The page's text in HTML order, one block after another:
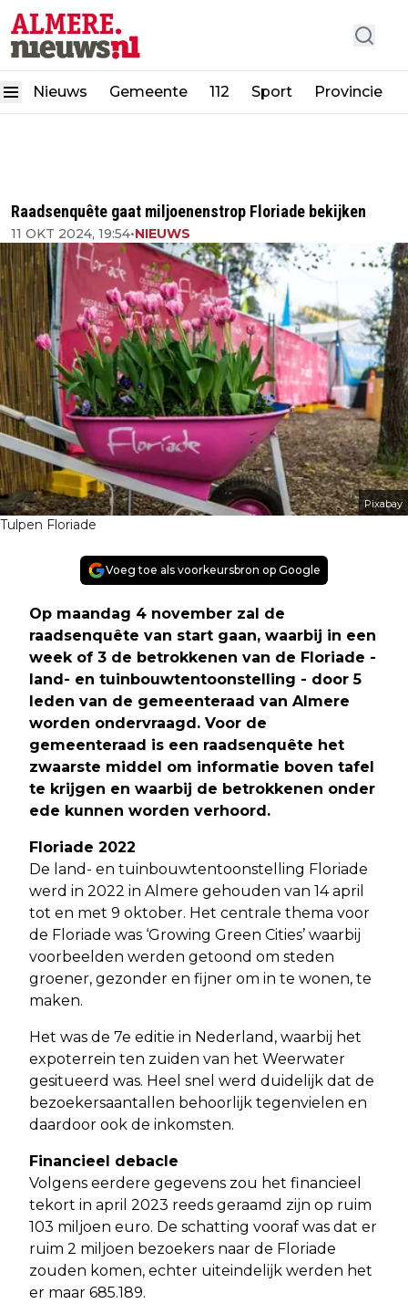
Nieuws Gemeente 112 Sport Provincie
Raadsenquête gaat miljoenenstrop Floriade bekijken
11 OKT 2024, 19:54•NIEUWS
Pixabay
Tulpen Floriade
Voeg toe als voorkeursbron op Google
Op maandag 4 november zal de
raadsenquête van start gaan, waarbij in een
week of 3 de betrokkenen van de Floriade -
land- en tuinbouwtentoonstelling - door 5
leden van de gemeenteraad van Almere
worden ondervraagd. Voor de
gemeenteraad is een raadsenquête het
zwaarste middel om informatie boven tafel
te krijgen en waarbij de betrokkenen onder
ede kunnen worden verhoord.
Floriade 2022
De land- en tuinbouwtentoonstelling Floriade
werd in 2022 in Almere gehouden van 14 april
tot en met 9 oktober. Het centrale thema voor
de Floriade was ‘Growing Green Cities’ waarbij
voorbeelden werden getoond om steden
groener, gezonder en fijner om in te wonen, te
maken.
Het was de 7e editie in Nederland, waarbij het
expoterrein ten zuiden van het Weerwater
gesitueerd was. Heel snel werd duidelijk dat de
bezoekersaantallen behoorlijk tegenvielen en
daardoor ook de inkomsten.
Financieel debacle
Volgens eerdere gegevens zou het financieel
tekort in april 2023 reeds geraamd zijn op ruim
103 miljoen euro. De schatting vooraf was dat er
ruim 2 miljoen bezoekers naar de Floriade
zouden komen, echter uiteindelijk werden het
er maar 685.189.